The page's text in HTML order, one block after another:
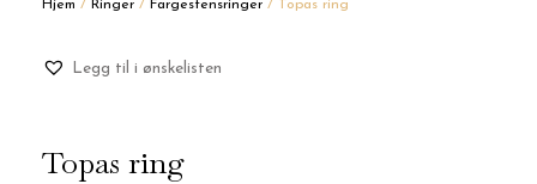
Hjem / Ringer / Fargestensringer / Topas ring
Legg til i ønskelisten
Topas ring